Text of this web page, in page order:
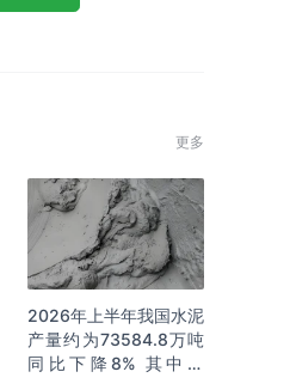
更多
2026年上半年我国水泥
产量约为73584.8万吨
同比下降8% 其中广